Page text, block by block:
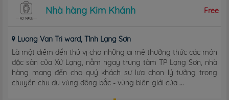
Nhà hàng Kim Khánh Free
Luong Van Tri ward, Tỉnh Lạng Sơn
Là một điểm đến thú vị cho những ai mê thưởng thức các món
đặc sản của Xứ Lạng, nằm ngay trung tâm TP Lạng Sơn, nhà
hàng mang đến cho quý khách sự lựa chon lý tưởng trong
chuyến chu du vùng đông bắc - vùng biên giới của ...